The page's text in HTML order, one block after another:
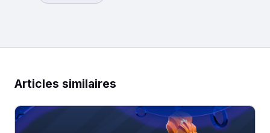
Articles similaires